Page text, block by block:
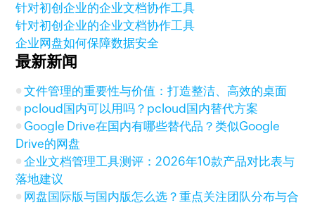
针对初创企业的企业文档协作工具
针对初创企业的企业文档协作工具
企业网盘如何保障数据安全
最新新闻
文件管理的重要性与价值：打造整洁、高效的桌面
pcloud国内可以用吗？pcloud国内替代方案
Google Drive在国内有哪些替代品？类似Google
Drive的网盘
企业文档管理工具测评：2026年10款产品对比表与
落地建议
网盘国际版与国内版怎么选？重点关注团队分布与合